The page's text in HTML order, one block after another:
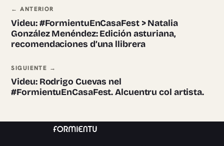
Navegación ente pieces
← ANTERIOR
Videu: #FormientuEnCasaFest > Natalia
González Menéndez: Edición asturiana,
recomendaciones d’una llibrera
SIGUIENTE →
Videu: Rodrigo Cuevas nel
#FormientuEnCasaFest. Alcuentru col artista.